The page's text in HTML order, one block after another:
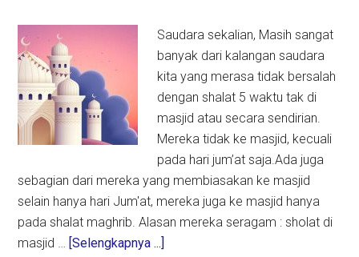
Saudara sekalian, Masih sangat
banyak dari kalangan saudara
kita yang merasa tidak bersalah
dengan shalat 5 waktu tak di
masjid atau secara sendirian.
Mereka tidak ke masjid, kecuali
pada hari jum’at saja.Ada juga
sebagian dari mereka yang membiasakan ke masjid
selain hanya hari Jum'at, mereka juga ke masjid hanya
pada shalat maghrib. Alasan mereka seragam : sholat di
masjid … [Selengkapnya ...]